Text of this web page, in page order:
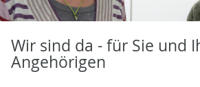
Wir sind da - für Sie und
Angehörigen